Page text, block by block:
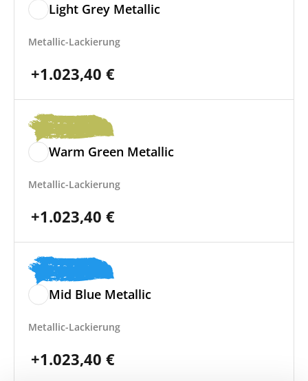
Light Grey Metallic
Metallic-Lackierung
+1.023,40 €
Warm Green Metallic
Metallic-Lackierung
+1.023,40 €
Mid Blue Metallic
Metallic-Lackierung
+1.023,40 €